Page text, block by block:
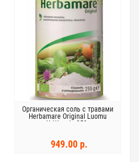
Органическая соль с травами
Herbamare Original Luomu
Yrttisuola 250г
949.00 р.